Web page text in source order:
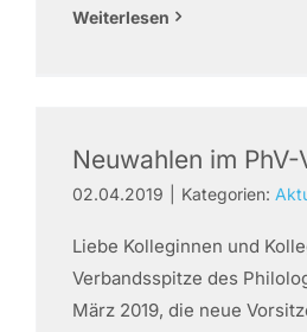
Weiterlesen
Neuwahlen im
02.04.2019 Kategorien:
Liebe Kolleginnen und
Verbandsspitze des
März 2019, die neue